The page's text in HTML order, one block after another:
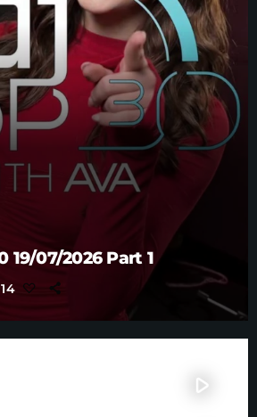
The DJ TOP 30 19/07/2026 Part 1
14
play_arrow